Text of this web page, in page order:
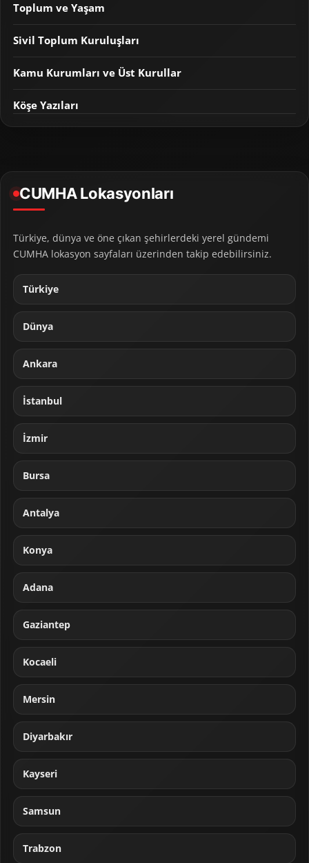
Toplum ve Yaşam
Sivil Toplum Kuruluşları
Kamu Kurumları ve Üst Kurullar
Köşe Yazıları
CUMHA Lokasyonları
Türkiye, dünya ve öne çıkan şehirlerdeki yerel gündemi
CUMHA lokasyon sayfaları üzerinden takip edebilirsiniz.
Türkiye
Dünya
Ankara
İstanbul
İzmir
Bursa
Antalya
Konya
Adana
Gaziantep
Kocaeli
Mersin
Diyarbakır
Kayseri
Samsun
Trabzon